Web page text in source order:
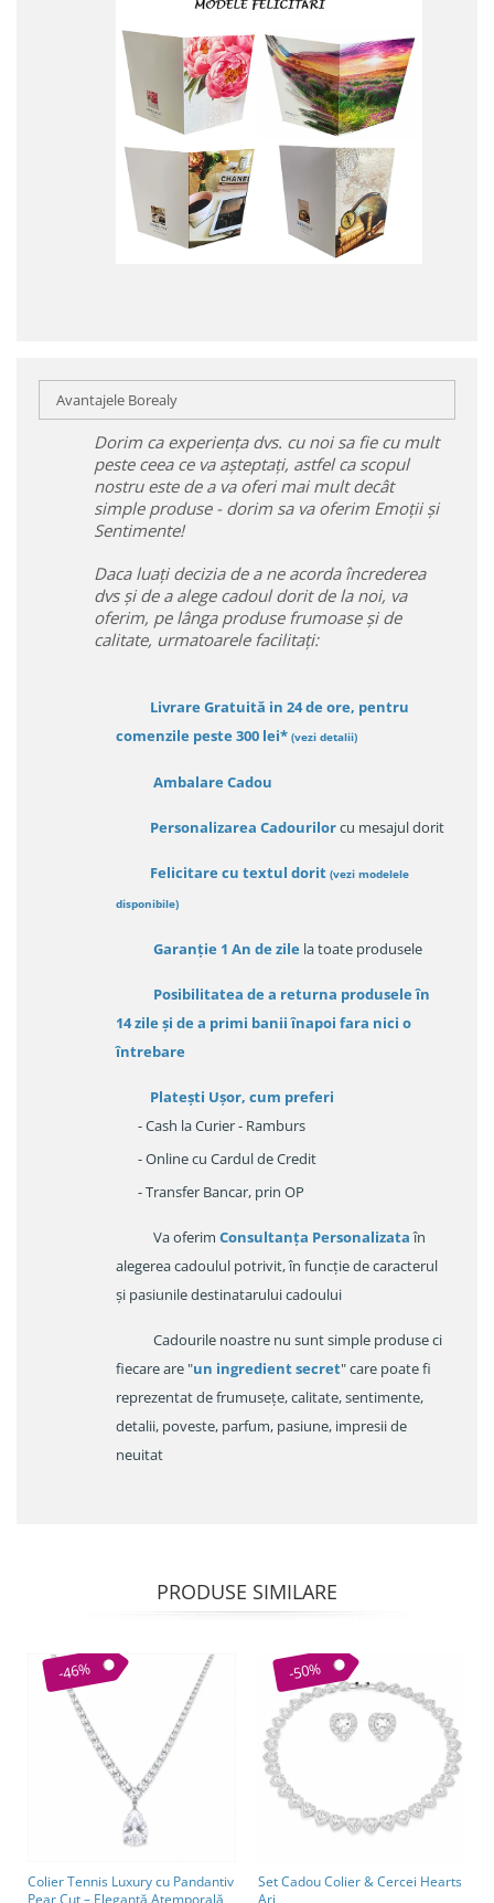
Avantajele Borealy
Dorim ca experiența dvs. cu noi sa fie cu mult
peste ceea ce va așteptați, astfel ca scopul
nostru este de a va oferi mai mult decât
simple produse - dorim sa va oferim Emoții și
Sentimente!
Daca luați decizia de a ne acorda încrederea
dvs și de a alege cadoul dorit de la noi, va
oferim, pe lânga produse frumoase și de
calitate, urmatoarele facilitați:
Livrare Gratuită in 24 de ore, pentru
comenzile peste 300 lei* (vezi detalii)
Ambalare Cadou
Personalizarea Cadourilorcu mesajul dorit
Felicitare cu textul dorit (vezi modelele
disponibile)
Garanție 1 An de zile la toate produsele
Posibilitatea de a returna produsele în
14 zileși de a primi banii înapoi fara nici o
întrebare
Platești Ușor, cum preferi
- Cash la Curier - Ramburs
- Online cu Cardul de Credit
- Transfer Bancar, prin OP
Va oferim Consultanța Personalizataîn
alegerea cadoulul potrivit, în funcție de caracterul
și pasiunile destinatarului cadoului
Cadourile noastre nu sunt simple produse ci
fiecare are "un ingredient secret" care poate fi
reprezentat de frumusețe, calitate, sentimente,
detalii, poveste, parfum, pasiune, impresii de
neuitat
PRODUSE SIMILARE
-46%
Colier Tennis Luxury cu Pandantiv
-50%
Set Cadou Colier & Cercei Hearts